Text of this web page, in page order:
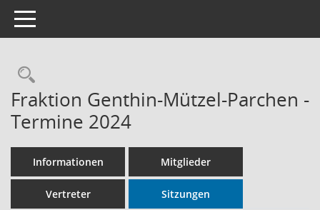
Toggle navigation
Rechercheauswahl
Fraktion Genthin-Mützel-Parchen -
Termine 2024
Informationen Mitglieder
Vertreter Sitzungen